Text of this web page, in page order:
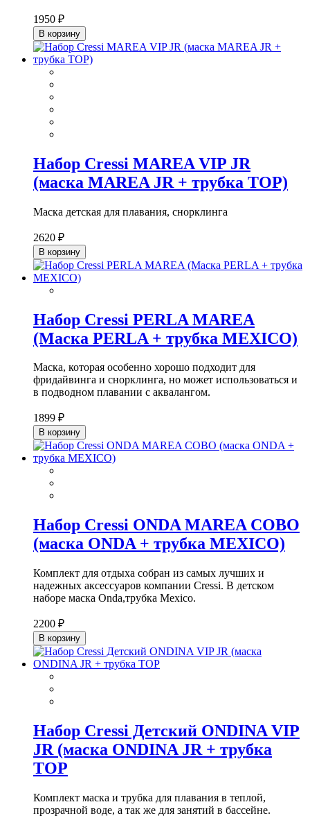
1950 ₽
В корзину
Набор Cressi MAREA VIP JR
(маска MAREA JR + трубка TOP)
Маска детская для плавания, снорклинга
2620 ₽
В корзину
Набор Cressi PERLA MAREA
(Маска PERLA + трубка MEXICO)
Маска, которая особенно хорошо подходит для
фридайвинга и снорклинга, но может использоваться и
в подводном плавании с аквалангом.
1899 ₽
В корзину
Набор Cressi ONDA MAREA COBO
(маска ONDA + трубка MEXICO)
Комплект для отдыха собран из самых лучших и
надежных аксессуаров компании Cressi. В детском
наборе маска Onda,трубка Mexiсo.
2200 ₽
В корзину
Набор Cressi Детский ONDINA VIP
JR (маска ONDINA JR + трубка
TOP
Комплект маска и трубка для плавания в теплой,
прозрачной воде, а так же для занятий в бассейне.